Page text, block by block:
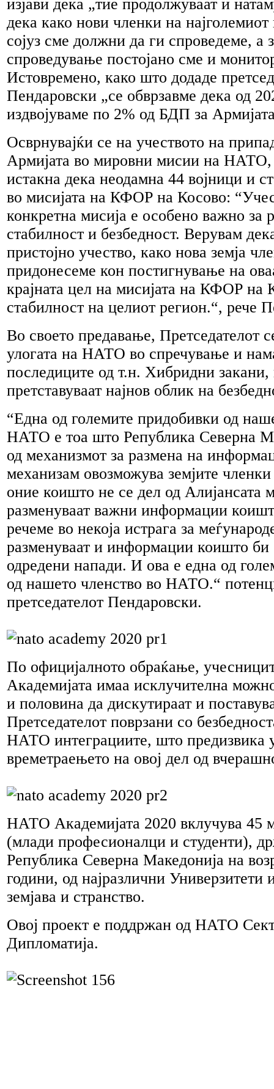
изјави дека „тие продолжуваат и
дека како нови членки на
сојуз сме должни да ги спроведеме, а
спроведување постојано сме и
Истовремено, како што додаде
Пендаровски „се обврзавме дека од
издвојуваме по 2% од БДП за
Осврнувајќи се на учеството на
Армијата во мировни мисии на НАТО,
истакна дека неодамна 44 војници и
во мисијата на КФОР на Косово:
конкретна мисија е особено важно за
стабилност и безбедност. Верувам
пристојно учество, како нова земја
придонесеме кон постигнување на
крајната цел на мисијата на КФОР на
стабилност на целиот регион.“, рече
Во своето предавање, Претседателот
улогата на НАТО во спречување и
последиците од т.н. Хибридни
претставуваат најнов облик на
“Една од големите придобивки од
НАТО е тоа што Република Северна
од механизмот за размена на
механизам овозможува земјите
оние коишто не се дел од Алијансата
разменуваат важни информации
речеме во некоја истрага за
разменуваат и информации коишто би
одредени напади. И ова е една од
од нашето членство во НАТО.“
претседателот Пендаровски.
По официјалното обраќање,
Академијата имаа исклучителна
и половина да дискутираат и
Претседателот поврзани со
НАТО интеграциите, што предизвика
времетраењето на овој дел од
НАТО Академијата 2020 вклучува 45
(млади професионалци и студенти),
Република Северна Македонија на
години, од најразлични Универзитети
земјава и странство.
Овој проект е поддржан од НАТО
Дипломатија.